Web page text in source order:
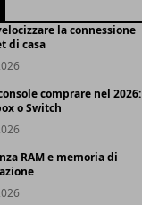
la connessione
di casa
comprare nel 2026:
o Switch
RAM e memoria di